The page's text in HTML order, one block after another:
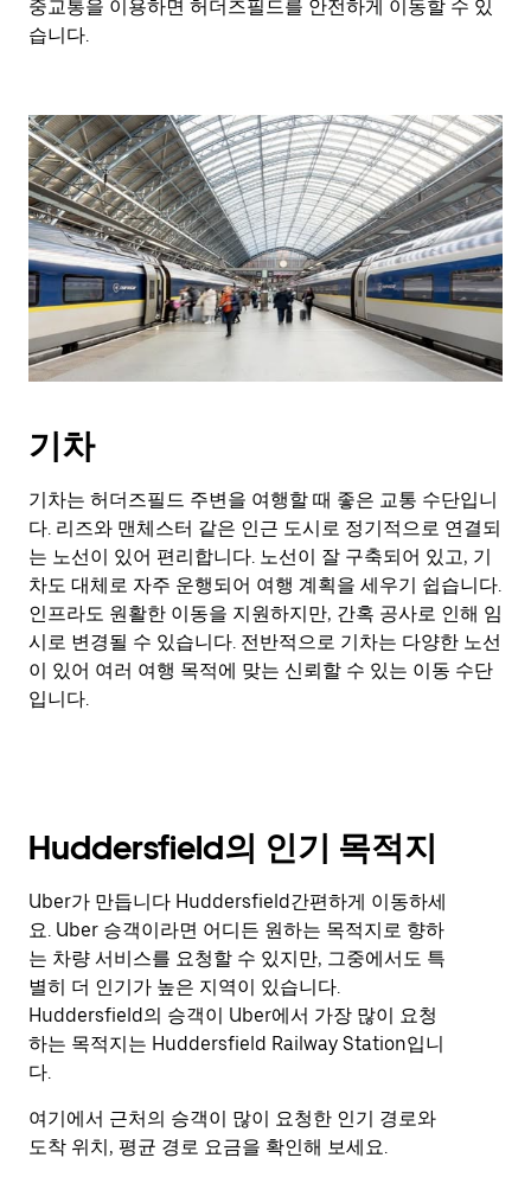
중교통을 이용하면 허더즈필드를 안전하게 이동할 수 있
습니다.
기차
기차는 허더즈필드 주변을 여행할 때 좋은 교통 수단입니
다. 리즈와 맨체스터 같은 인근 도시로 정기적으로 연결되
는 노선이 있어 편리합니다. 노선이 잘 구축되어 있고, 기
차도 대체로 자주 운행되어 여행 계획을 세우기 쉽습니다.
인프라도 원활한 이동을 지원하지만, 간혹 공사로 인해 임
시로 변경될 수 있습니다. 전반적으로 기차는 다양한 노선
이 있어 여러 여행 목적에 맞는 신뢰할 수 있는 이동 수단
입니다.
Huddersfield의 인기 목적지
Uber가 만듭니다 Huddersfield간편하게 이동하세
요. Uber 승객이라면 어디든 원하는 목적지로 향하
는 차량 서비스를 요청할 수 있지만, 그중에서도 특
별히 더 인기가 높은 지역이 있습니다.
Huddersfield의 승객이 Uber에서 가장 많이 요청
하는 목적지는 Huddersfield Railway Station입니
다.
여기에서 근처의 승객이 많이 요청한 인기 경로와
도착 위치, 평균 경로 요금을 확인해 보세요.